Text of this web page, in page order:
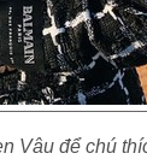
Vâu để chú